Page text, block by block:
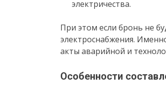
электричества.
При этом если бронь не
электроснабжения.
акты аварийной и
Особенности